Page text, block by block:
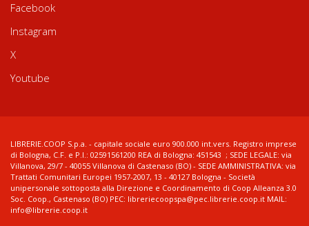
Facebook
Instagram
X
Youtube
LIBRERIE.COOP S.p.a. - capitale sociale euro 900.000 int.vers. Registro imprese
di Bologna, C.F. e P.I.: 02591561200 REA di Bologna: 451543 ; SEDE LEGALE: via
Villanova, 29/7 - 40055 Villanova di Castenaso (BO) - SEDE AMMINISTRATIVA: via
Trattati Comunitari Europei 1957-2007, 13 - 40127 Bologna - Società
unipersonale sottoposta alla Direzione e Coordinamento di Coop Alleanza 3.0
Soc. Coop., Castenaso (BO) PEC: libreriecoopspa@pec.librerie.coop.it MAIL:
info@librerie.coop.it